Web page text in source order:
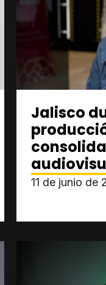
Jalisco
11 de junio de